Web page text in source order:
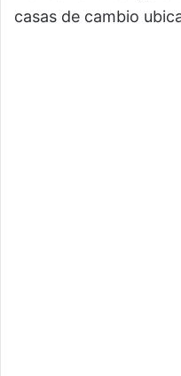
casas de cambio